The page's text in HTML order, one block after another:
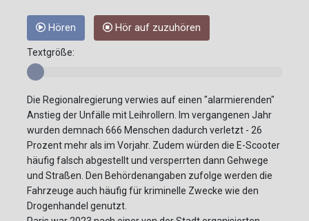
Hören Hör auf zuzuhören
Textgröße:
Die Regionalregierung verwies auf einen "alarmierenden"
Anstieg der Unfälle mit Leihrollern. Im vergangenen Jahr
wurden demnach 666 Menschen dadurch verletzt - 26
Prozent mehr als im Vorjahr. Zudem würden die E-Scooter
häufig falsch abgestellt und versperrten dann Gehwege
und Straßen. Den Behördenangaben zufolge werden die
Fahrzeuge auch häufig für kriminelle Zwecke wie den
Drogenhandel genutzt.